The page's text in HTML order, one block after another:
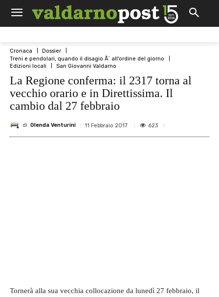
Cronaca
Dossier
Treni e pendolari, quando il disagio Ã¨ all'ordine del giorno
Edizioni locali
San Giovanni Valdarno
La Regione conferma: il 2317 torna al
vecchio orario e in Direttissima. Il
cambio dal 27 febbraio
di Glenda Venturini 11 Febbraio 2017 623
Tornerà alla sua vecchia collocazione da lunedì 27 febbraio, il